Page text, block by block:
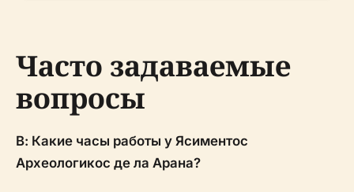
Часто задаваемые
вопросы
В: Какие часы работы у Ясиментос
Археологикос де ла Арана?